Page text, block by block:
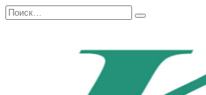
Перейти
к
Search
for: